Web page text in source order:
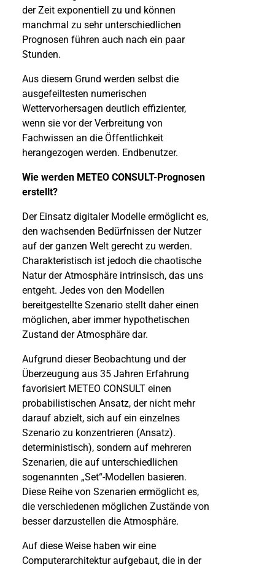
der Zeit exponentiell zu und können
manchmal zu sehr unterschiedlichen
Prognosen führen auch nach ein paar
Stunden.
Aus diesem Grund werden selbst die
ausgefeiltesten numerischen
Wettervorhersagen deutlich effizienter,
wenn sie vor der Verbreitung von
Fachwissen an die Öffentlichkeit
herangezogen werden. Endbenutzer.
Wie werden METEO CONSULT-Prognosen
erstellt?
Der Einsatz digitaler Modelle ermöglicht es,
den wachsenden Bedürfnissen der Nutzer
auf der ganzen Welt gerecht zu werden.
Charakteristisch ist jedoch die chaotische
Natur der Atmosphäre intrinsisch, das uns
entgeht. Jedes von den Modellen
bereitgestellte Szenario stellt daher einen
möglichen, aber immer hypothetischen
Zustand der Atmosphäre dar.
Aufgrund dieser Beobachtung und der
Überzeugung aus 35 Jahren Erfahrung
favorisiert METEO CONSULT einen
probabilistischen Ansatz, der nicht mehr
darauf abzielt, sich auf ein einzelnes
Szenario zu konzentrieren (Ansatz).
deterministisch), sondern auf mehreren
Szenarien, die auf unterschiedlichen
sogenannten „Set“-Modellen basieren.
Diese Reihe von Szenarien ermöglicht es,
die verschiedenen möglichen Zustände von
besser darzustellen die Atmosphäre.
Auf diese Weise haben wir eine
Computerarchitektur aufgebaut, die in der